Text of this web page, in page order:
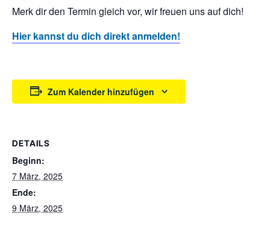
Merk dir den Termin gleich vor, wir freuen uns auf dich!
Hier kannst du dich direkt anmelden!
Zum Kalender hinzufügen
DETAILS
Beginn:
7 März, 2025
Ende:
9 März, 2025